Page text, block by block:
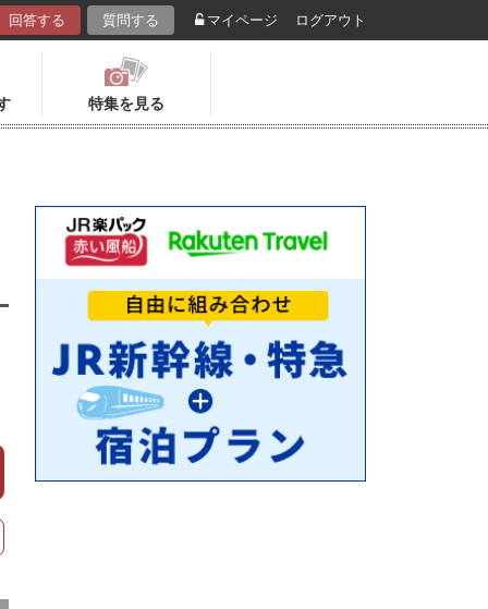
回答する 質問する マイページ ログアウト
特集を見る